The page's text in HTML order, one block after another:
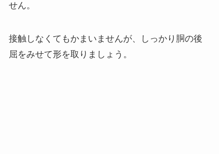
せん。
接触しなくてもかまいませんが、しっかり胴の後
屈をみせて形を取りましょう。